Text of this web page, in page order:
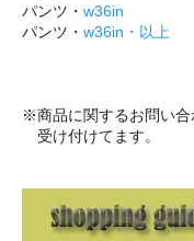
パンツ・ w36in
パンツ・ w36in・以上
※商品に関するお問い
受け付けてます。